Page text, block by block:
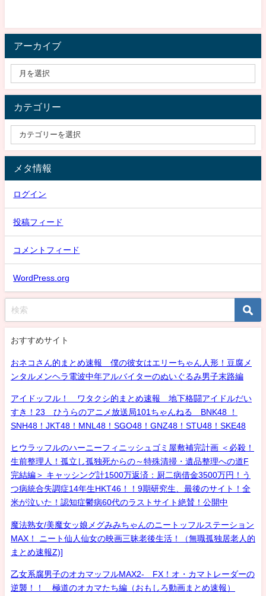
アーカイブ
カテゴリー
メタ情報
ログイン
投稿フィード
コメントフィード
WordPress.org
おすすめサイト
おネコさん的まとめ速報 僕の彼女はエリーちゃん人形！豆腐メ
ンタルメンヘラ電波中年アルバイターのぬいぐるみ男子末路編
アイドッフル！ ワタクシ的まとめ速報 地下格闘アイドルだい
すき！23 ひうらのアニメ放送局101ちゃんねる BNK48 ！
SNH48！JKT48！MNL48！SGO48！GNZ48！STU48！SKE48
ヒウラッフルのハーニーフィニッシュゴミ屋敷補完計画 ＜必殺！
生前整理人！孤立し孤独死からの～特殊清掃・遺品整理への道F
完結編＞ キャッシング計1500万返済：厨二病借金3500万円！う
つ病統合失調症14年生HKT46！！9期研究生、最後のサイト！全
米が泣いた！認知症鬱病60代のラストサイト絶賛！公開中
魔法熟女/美魔女ッ娘メグみみちゃんのニートッフルステーション
MAX！ ニート仙人仙女の映画三昧老後生活！（無職孤独居老人的
まとめ速報Z)]
乙女系腐男子のオカマッフルMAX2- FX！オ・カマトレーダーの
逆襲！！ 極道のオカマたち編（おもしろ動画まとめ速報）